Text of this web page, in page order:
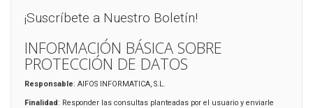
¡Suscríbete a Nuestro Boletín!
INFORMACIÓN BÁSICA SOBRE
PROTECCIÓN DE DATOS
Responsable: AIFOS INFORMATICA, S.L.
Finalidad: Responder las consultas planteadas por el usuario y enviarle